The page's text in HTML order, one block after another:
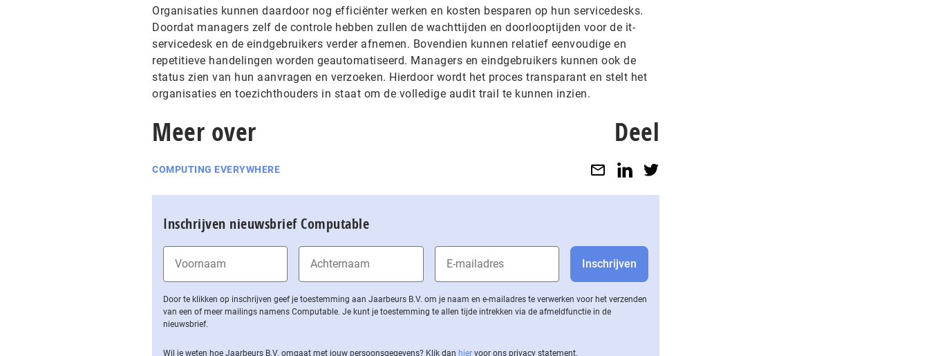
Organisaties kunnen daardoor nog efficiënter werken en kosten besparen op hun servicedesks.
Doordat managers zelf de controle hebben zullen de wachttijden en doorlooptijden voor de it-
servicedesk en de eindgebruikers verder afnemen. Bovendien kunnen relatief eenvoudige en
repetitieve handelingen worden geautomatiseerd. Managers en eindgebruikers kunnen ook de
status zien van hun aanvragen en verzoeken. Hierdoor wordt het proces transparant en stelt het
organisaties en toezichthouders in staat om de volledige audit trail te kunnen inzien.
Meer over
COMPUTING EVERYWHERE
Deel
Inschrijven nieuwsbrief Computable
Door te klikken op inschrijven geef je toestemming aan Jaarbeurs B.V. om je naam en e-mailadres te verwerken voor het verzenden
van een of meer mailings namens Computable. Je kunt je toestemming te allen tijde intrekken via de af­meld­func­tie in de
nieuwsbrief.
Wil je weten hoe Jaarbeurs B.V. omgaat met jouw per­soons­ge­ge­vens? Klik dan hier voor ons privacy statement.